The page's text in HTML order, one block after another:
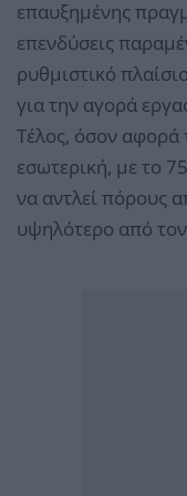
επαυξημένης
επενδύσεις
ρυθμιστικό
για την αγορά
Τέλος, όσον αφορά
εσωτερική, με το
να αντλεί πόρους
υψηλότερο από